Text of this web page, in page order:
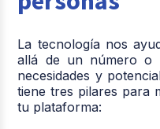
La tecnología nos
allá de un número o
necesidades y
tiene tres pilares para
tu plataforma: